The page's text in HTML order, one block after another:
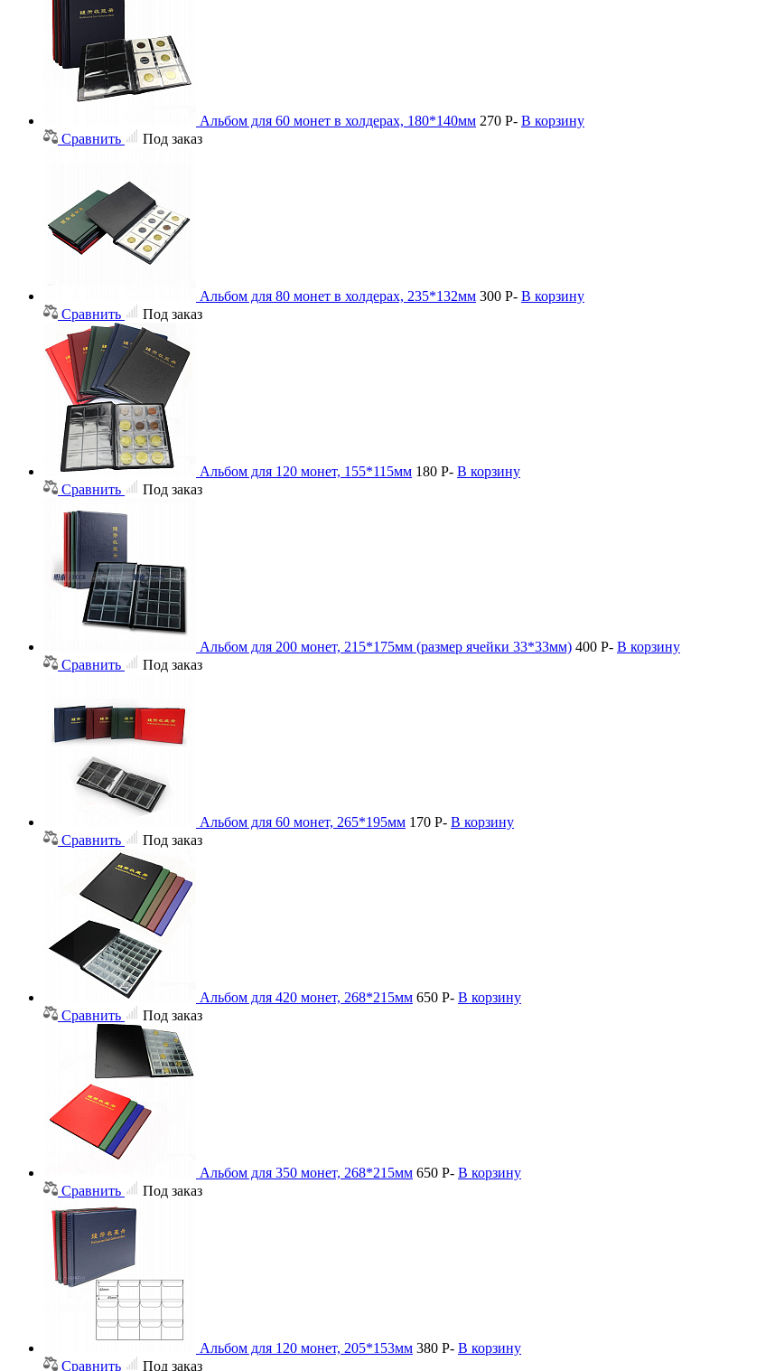
Альбом для 60 монет в холдерах, 180*140мм 270 Р- В корзину
Сравнить
Под заказ
Альбом для 80 монет в холдерах, 235*132мм 300 Р- В корзину
Сравнить
Под заказ
Альбом для 120 монет, 155*115мм 180 Р- В корзину
Сравнить
Под заказ
Альбом для 200 монет, 215*175мм (размер ячейки 33*33мм) 400 Р- В корзину
Сравнить
Под заказ
Альбом для 60 монет, 265*195мм 170 Р- В корзину
Сравнить
Под заказ
Альбом для 420 монет, 268*215мм 650 Р- В корзину
Сравнить
Под заказ
Альбом для 350 монет, 268*215мм 650 Р- В корзину
Сравнить
Под заказ
Альбом для 120 монет, 205*153мм 380 Р- В корзину
Сравнить
Под заказ